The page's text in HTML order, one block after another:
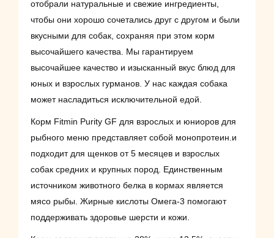
отобрали натуральные и свежие ингредиенты,
чтобы они хорошо сочетались друг с другом и были
вкусными для собак, сохраняя при этом корм
высочайшего качества. Мы гарантируем
высочайшее качество и изысканный вкус блюд для
юных и взрослых гурманов. У нас каждая собака
может насладиться исключительной едой.
Корм Fitmin Purity GF для взрослых и юниоров для
рыбного меню представляет собой монопротеин.и
подходит для щенков от 5 месяцев и взрослых
собак средних и крупных пород. Единственным
источником животного белка в кормах является
мясо рыбы. Жирные кислоты Омега-3 помогают
поддерживать здоровье шерсти и кожи.